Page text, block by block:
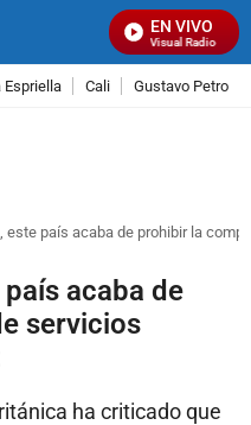
EN VIVO
Señal Visual Radio
Espriella Cali Gustavo Petro
este país acaba de prohibir la
acaba de
servicios
ha criticado que